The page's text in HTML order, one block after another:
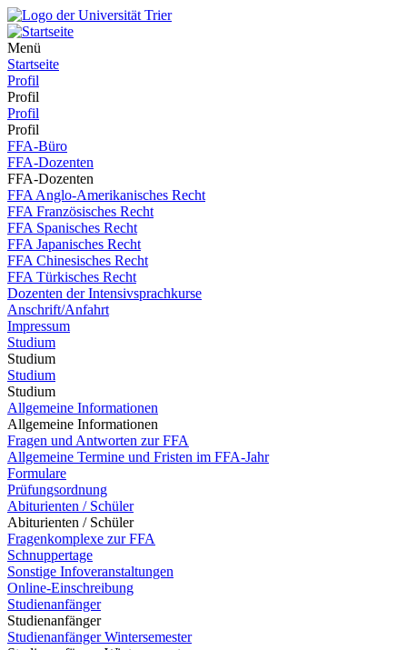
Menü
Startseite
Profil
Profil
Profil
Profil
FFA-Büro
FFA-Dozenten
FFA-Dozenten
FFA Anglo-Amerikanisches Recht
FFA Französisches Recht
FFA Spanisches Recht
FFA Japanisches Recht
FFA Chinesisches Recht
FFA Türkisches Recht
Dozenten der Intensivsprachkurse
Anschrift/Anfahrt
Impressum
Studium
Studium
Studium
Studium
Allgemeine Informationen
Allgemeine Informationen
Fragen und Antworten zur FFA
Allgemeine Termine und Fristen im FFA-Jahr
Formulare
Prüfungsordnung
Abiturienten / Schüler
Abiturienten / Schüler
Fragenkomplexe zur FFA
Schnuppertage
Sonstige Infoveranstaltungen
Online-Einschreibung
Studienanfänger
Studienanfänger
Studienanfänger Wintersemester